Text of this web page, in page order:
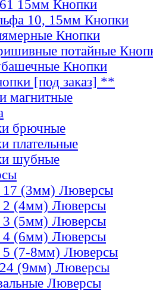
15мм Кнопки
10, 15мм Кнопки
Кнопки
потайные
Кнопки
[под заказ] **
магнитные
брючные
плательные
шубные
(3мм) Люверсы
(4мм) Люверсы
(5мм) Люверсы
(6мм) Люверсы
(7-8мм) Люверсы
(9мм) Люверсы
Люверсы